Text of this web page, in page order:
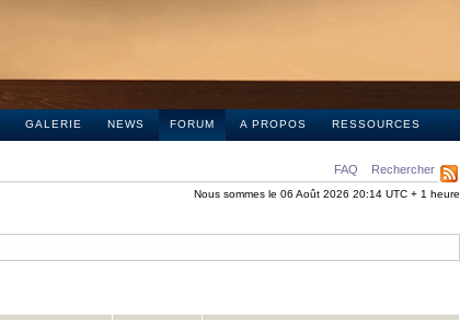
GALERIE NEWS FORUM A PROPOS RESSOURCES
FAQ Rechercher
Nous sommes le 06 Août 2026 20:14 UTC + 1 heure